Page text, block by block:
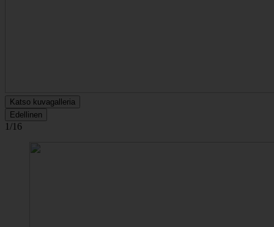
Katso kuvagalleria
Edellinen
1/16